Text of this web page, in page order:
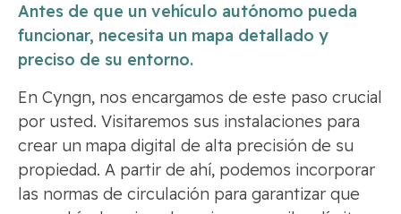
Antes de que un vehículo autónomo pueda
funcionar, necesita un mapa detallado y
preciso de su entorno.
En Cyngn, nos encargamos de este paso crucial
por usted. Visitaremos sus instalaciones para
crear un mapa digital de alta precisión de su
propiedad. A partir de ahí, podemos incorporar
las normas de circulación para garantizar que